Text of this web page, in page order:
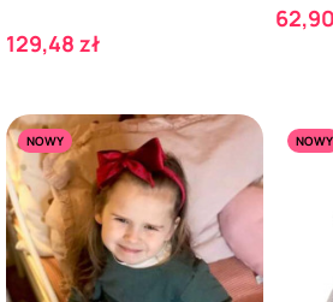
Cena
129,48 zł
Cena
NOWY NOWY